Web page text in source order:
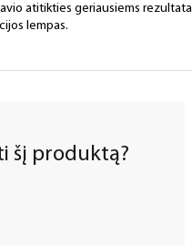
atitikties geriausiems
lempas.
šį produktą?